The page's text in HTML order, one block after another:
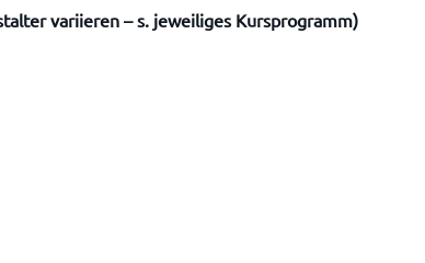
variieren – s. jeweiliges Kursprogramm)